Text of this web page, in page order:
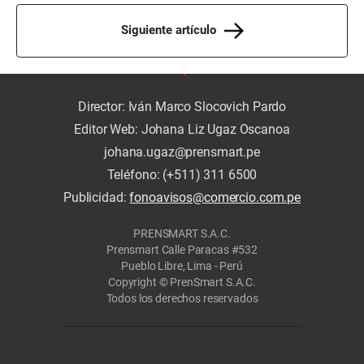
Siguiente artículo
Director: Iván Marco Slocovich Pardo
Editor Web: Johana Liz Ugaz Oscanoa
johana.ugaz@prensmart.pe
Teléfono: (+511) 311 6500
Publicidad:fonoavisos@comercio.com.pe
PRENSMART S.A.C.
Prensmart Calle Paracas #532
Pueblo Libre, Lima - Perú
Copyright © PrenSmart S.A.C.
Todos los derechos reservados